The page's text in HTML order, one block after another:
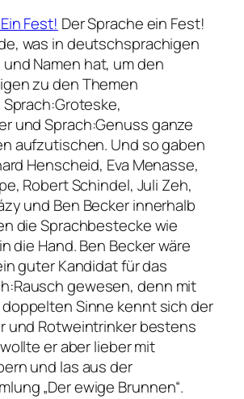
Fest! Der Sprache ein Fest!
was in deutschsprachigen
und Namen hat, um den
zu den Themen
und Sprach:Genuss ganze
aufzutischen. Und so gaben
Henscheid, Eva Menasse,
Robert Schindel, Juli Zeh,
und Ben Becker innerhalb
die Sprachbestecke wie
die Hand. Ben Becker wäre
guter Kandidat für das
gewesen, denn mit
doppelten Sinne kennt sich der
und Rotweintrinker bestens
er aber lieber mit
und las aus der
„Der ewige Brunnen“.